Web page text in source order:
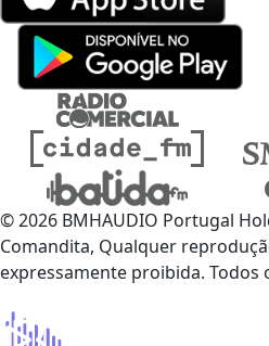
© 2026 BMHAUDIO Portugal
Comandita, Qualquer
expressamente proibida. Todos